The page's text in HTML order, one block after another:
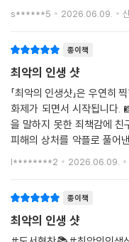
은 완전 다르죠 들어주는게
s******5 2026.06.09.
종이책
최악의 인생 샷
「최악의 인생샷」은 우연히
화제가 되면서 시작됩니다.
을 말하지 못한 죄책감에 친
피해의 상처를 악플로 풀어
으로 돌리던 서태주.세 아이
l********2 2026.06.09.
종이책
최악의 인생 샷